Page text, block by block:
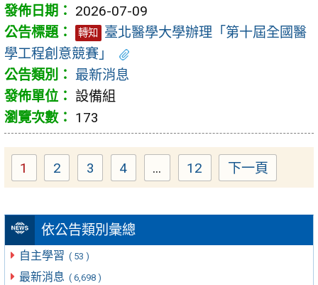
依公告類別彙總
自主學習 ( 53 )
最新消息 ( 6,698 )
2026-07-09
轉知
臺北醫學大學辦理「第十屆全國醫
學工程創意競賽」
最新消息
設備組
173
Page
1 Page
2 Page
3 Page
4 ... Page
12 下一頁